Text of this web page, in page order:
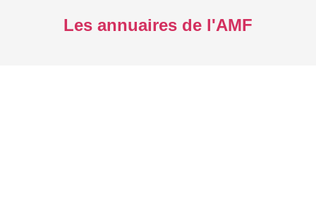
Les annuaires de l'AMF